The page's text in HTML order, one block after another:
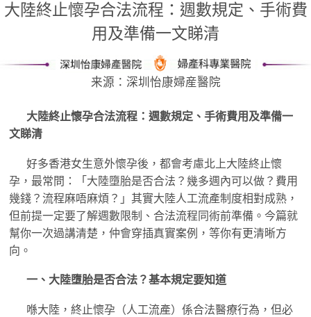
大陸終止懷孕合法流程：週數規定、手術費
用及準備一文睇清
来源：深圳怡康婦産醫院
大陸終止懷孕合法流程：週數規定、手術費用及準備一
文睇清
好多香港女生意外懷孕後，都會考慮北上大陸終止懷
孕，最常問：「大陸墮胎是否合法？幾多週內可以做？費用
幾錢？流程麻唔麻煩？」其實大陸人工流產制度相對成熟，
但前提一定要了解週數限制、合法流程同術前準備。今篇就
幫你一次過講清楚，仲會穿插真實案例，等你有更清晰方
向。
一、大陸墮胎是否合法？基本規定要知道
喺大陸，終止懷孕（人工流產）係合法醫療行為，但必